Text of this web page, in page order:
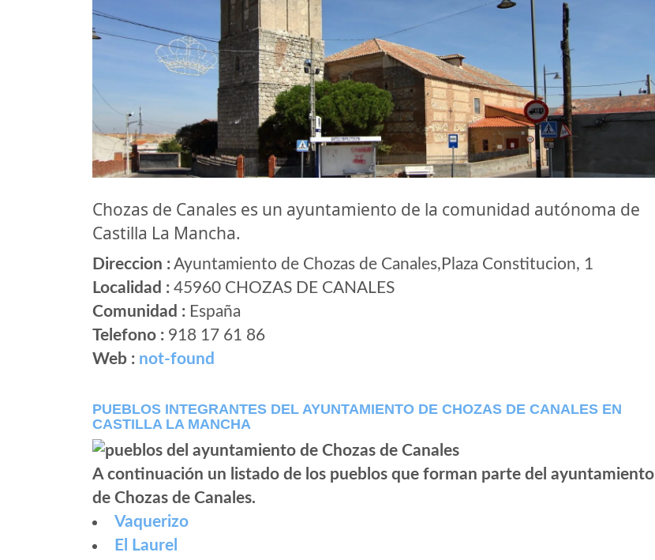
Chozas de Canales es un ayuntamiento de la comunidad autónoma de
Castilla La Mancha.
Direccion :Ayuntamiento de Chozas de Canales,Plaza Constitucion, 1
Localidad : 45960 CHOZAS DE CANALES
Comunidad : España
Telefono : 918 17 61 86
Web : not-found
PUEBLOS INTEGRANTES DEL AYUNTAMIENTO DE CHOZAS DE CANALES EN
CASTILLA LA MANCHA
A continuación un listado de los pueblos que forman parte del ayuntamiento
de Chozas de Canales.
Vaquerizo
El Laurel